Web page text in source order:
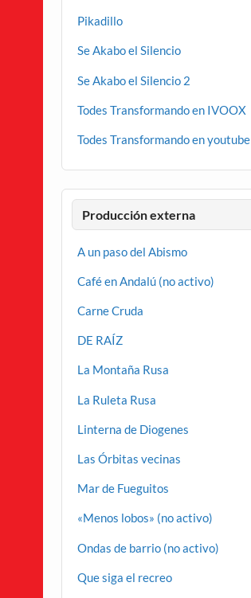
Pikadillo
Se Akabo el Silencio
Se Akabo el Silencio 2
Todes Transformando en IVOOX
Todes Transformando en youtube
Producción externa
A un paso del Abismo
Café en Andalú (no activo)
Carne Cruda
DE RAÍZ
La Montaña Rusa
La Ruleta Rusa
Linterna de Diogenes
Las Órbitas vecinas
Mar de Fueguitos
«Menos lobos» (no activo)
Ondas de barrio (no activo)
Que siga el recreo